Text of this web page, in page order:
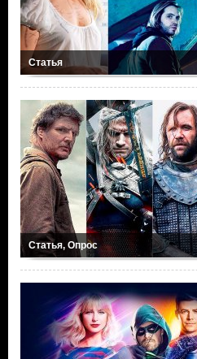
Статья
Статья, Опрос